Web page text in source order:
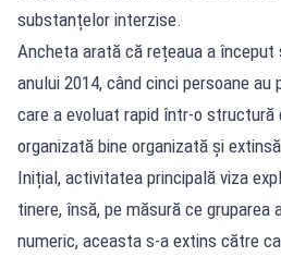
substanțelor interzise.
Ancheta arată că rețeaua a
anului 2014, când cinci persoane au
care a evoluat rapid într-o structură
organizată bine organizată și
Inițial, activitatea principală viza
tinere, însă, pe măsură ce
numeric, aceasta s-a extins către